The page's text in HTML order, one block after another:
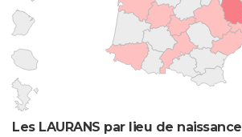
Les LAURANS par lieu de naissance